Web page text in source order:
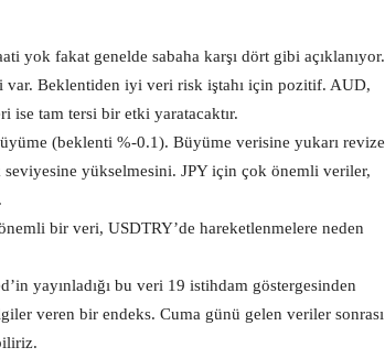
yok fakat genelde sabaha karşı dört gibi açıklanıyor.
var. Beklentiden iyi veri risk iştahı için pozitif. AUD,
tam tersi bir etki yaratacaktır.
(beklenti %-0.1). Büyüme verisine yukarı revize
yükselmesini. JPY için çok önemli veriler,
bir veri, USDTRY’de hareketlenmelere neden
yayınladığı bu veri 19 istihdam göstergesinden
veren bir endeks. Cuma günü gelen veriler sonrası